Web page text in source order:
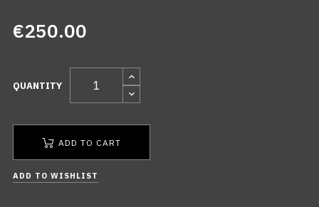
€250.00
QUANTITY
ADD TO CART
ADD TO WISHLIST